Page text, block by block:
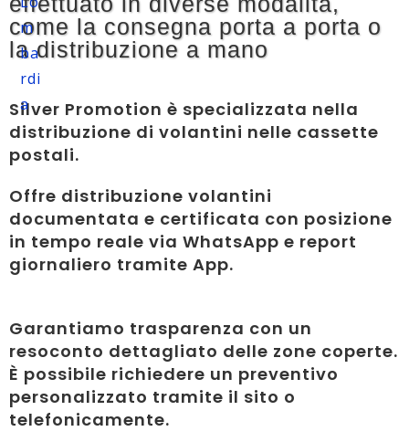
come la consegna porta a porta o
la distribuzione a mano
Silver Promotion è specializzata nella
distribuzione di volantini nelle cassette
postali.
Offre distribuzione volantini
documentata e certificata con posizione
in tempo reale via WhatsApp e report
giornaliero tramite App.
Garantiamo trasparenza con un
resoconto dettagliato delle zone coperte.
È possibile richiedere un preventivo
personalizzato tramite il sito o
telefonicamente.